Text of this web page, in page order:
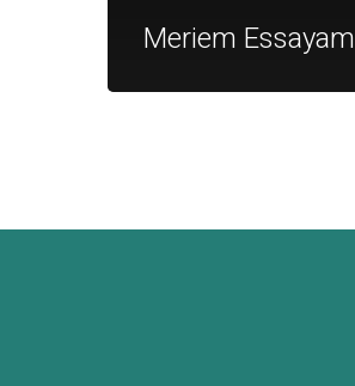
Meriem Essayam